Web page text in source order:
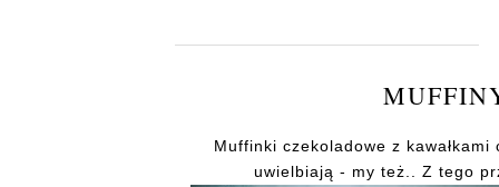
Muffinki czekoladowe z
uwielbiają - my też.. Z tego